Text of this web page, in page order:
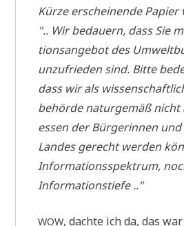
Kür­ze erschei­nen­de Papier
".. Wir bedau­ern, dass Sie
ti­ons­an­ge­bot des
unzu­frie­den sind. Bit­te
dass wir als
be­hör­de natur­ge­mäß
es­sen der Bür­ge­rin­nen
Lan­des gerecht wer­den
Infor­ma­ti­ons­spek­trum,
Informationstiefe .."
WOW, dach­te ich da, das